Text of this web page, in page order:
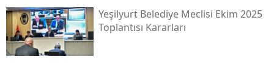
Yeşilyurt Belediye Meclisi Ekim 2025
Toplantısı Kararları